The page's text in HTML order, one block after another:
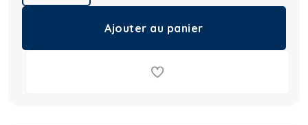
Ajouter au panier